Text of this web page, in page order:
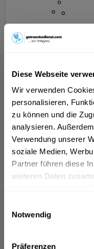
Diese Webseite
Wir verwenden
personalisieren,
zu können und die
analysieren.
Verwendung unserer
soziale Medien,
Partner führen diese
weiteren Daten
Notwendig
Präferenzen
Inhalt7.92 Liter(3,16 € * / 1
24,99 € * +3,42 € Pfand
Details
Veltins Pils 0,0%